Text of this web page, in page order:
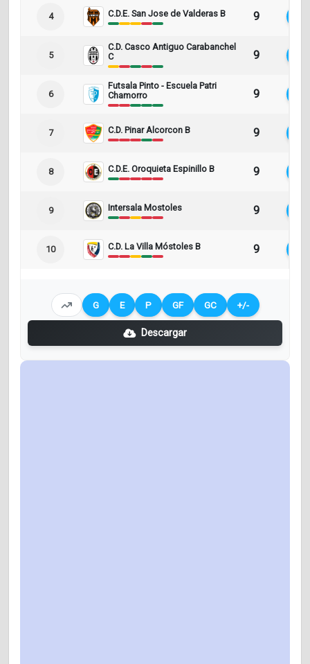
4 C.D.E. San Jose de Valderas B 9
5
C.D. Casco Antiguo Carabanchel
C
9
6
Futsala Pinto - Escuela Patri
Chamorro
9
7 C.D. Pinar Alcorcon B 9
8 C.D.E. Oroquieta Espinillo B 9
9 Intersala Mostoles 9
10 C.D. La Villa Móstoles B 9
G E P GF GC +/-
Descargar